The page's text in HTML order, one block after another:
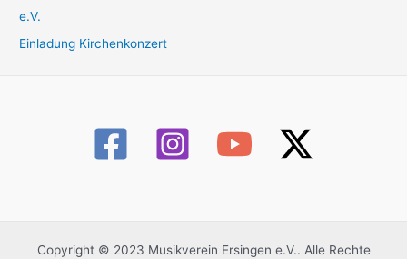
e.V.
Einladung Kirchenkonzert
Copyright © 2023 Musikverein Ersingen e.V.. Alle Rechte